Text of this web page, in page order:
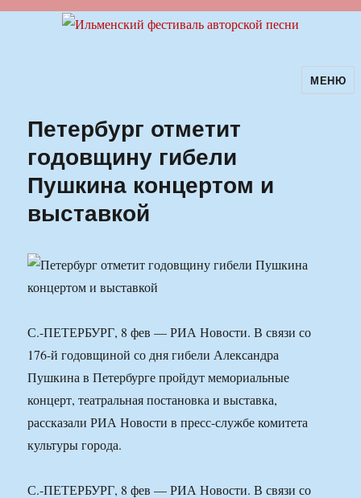
Ильменский фестиваль авторскойМЕНЮ
Петербург отметит
годовщину гибели
Пушкина концертом и
выставкой
С.-ПЕТЕРБУРГ, 8 фев — РИА Новости. В связи со
176-й годовщиной со дня гибели Александра
Пушкина в Петербурге пройдут мемориальные
концерт, театральная постановка и выставка,
рассказали РИА Новости в пресс-службе комитета
культуры города.
С.-ПЕТЕРБУРГ, 8 фев — РИА Новости. В связи со